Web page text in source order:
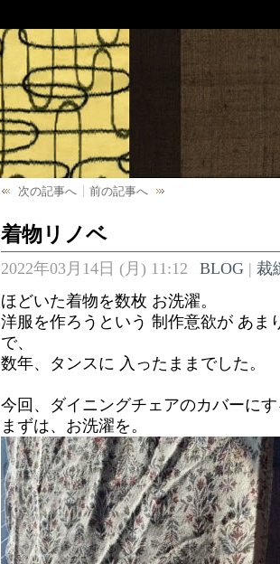
次の記事へ 前の記事へ
着物リノベ
2022年03月14日 (月) 11:12 BLOG| 裁
ほどいた着物を数枚 お洗濯。
洋服を作ろうという 制作意欲が あま
で、
数年、タンスに 入ったままでした。
今回、ダイニングチェアのカバーに
まずは、お洗濯を。